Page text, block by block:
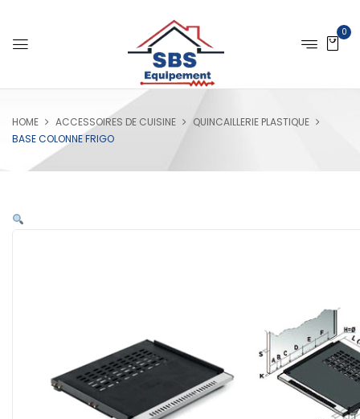
0
HOME ACCESSOIRES DE CUISINE
QUINCAILLERIE PLASTIQUE
BASE COLONNE FRIGO